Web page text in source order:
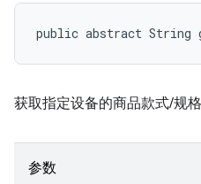
public abstract String
获取指定设备的商品款式/规格
参数